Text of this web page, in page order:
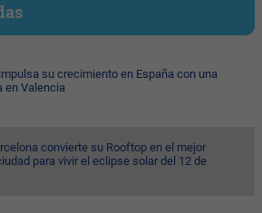
su crecimiento en España con una
en Valencia
convierte su Rooftop en el mejor
para vivir el eclipse solar del 12 de